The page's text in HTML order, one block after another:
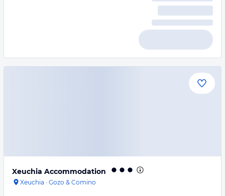
Xeuchia Accommodation
Xeuchia · Gozo & Comino